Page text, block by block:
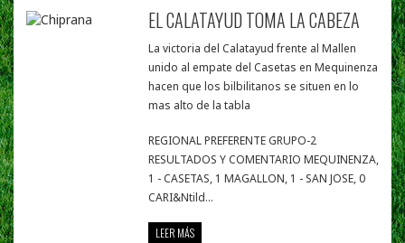
EL CALATAYUD TOMA LA CABEZA
La victoria del Calatayud frente al Mallen
unido al empate del Casetas en Mequinenza
hacen que los bilbilitanos se situen en lo
mas alto de la tabla
REGIONAL PREFERENTE GRUPO-2
RESULTADOS Y COMENTARIO MEQUINENZA,
1 - CASETAS, 1 MAGALLON, 1 - SAN JOSE, 0
CARI&Ntild...
LEER MÁS